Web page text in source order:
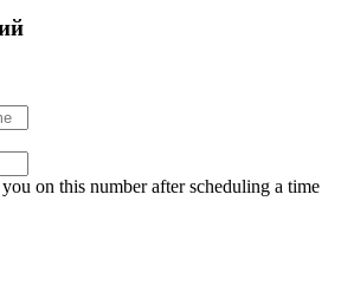
on this number after scheduling a time